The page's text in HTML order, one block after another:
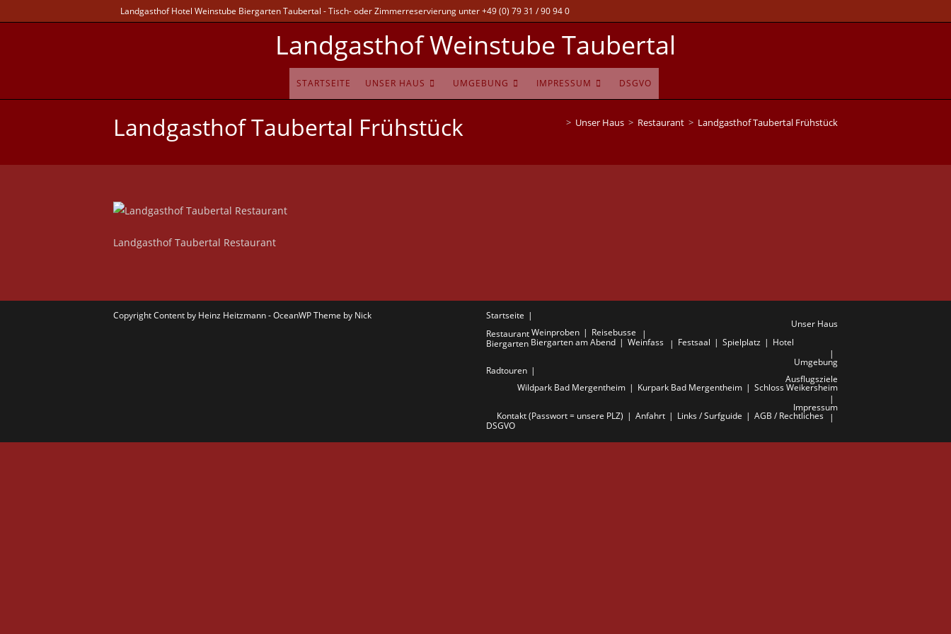
Landgasthof Hotel Weinstube Biergarten Taubertal - Tisch- oder Zimmerreservierung unter +49 (0) 79 31 / 90 94 0
Landgasthof Weinstube Taubertal
STARTSEITE UNSER HAUS UMGEBUNG IMPRESSUM DSGVO
Landgasthof Taubertal Frühstück > Unser Haus > Restaurant > Landgasthof Taubertal Frühstück
Landgasthof Taubertal Restaurant
Startseite
Unser Haus
RestaurantWeinproben
Reisebusse
Biergarten Biergarten am Abend Weinfass Festsaal Spielplatz
Hotel
Umgebung
Radtouren
Ausflugsziele
Wildpark Bad Mergentheim Kurpark Bad Mergentheim
Schloss Weikersheim
Impressum
Kontakt (Passwort = unsere PLZ) Anfahrt Links / Surfguide
AGB / Rechtliches
DSGVO
Copyright Content by Heinz Heitzmann - OceanWP Theme by Nick